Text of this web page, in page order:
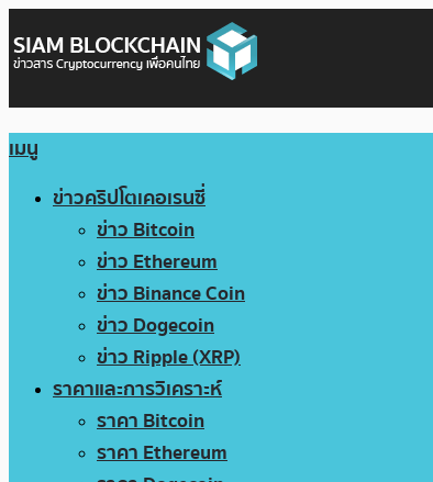
เมนู
ข่าวคริปโตเคอเรนซี่
ข่าว Bitcoin
ข่าว Ethereum
ข่าว Binance Coin
ข่าว Dogecoin
ข่าว Ripple (XRP)
ราคาและการวิเคราะห์
ราคา Bitcoin
ราคา Ethereum